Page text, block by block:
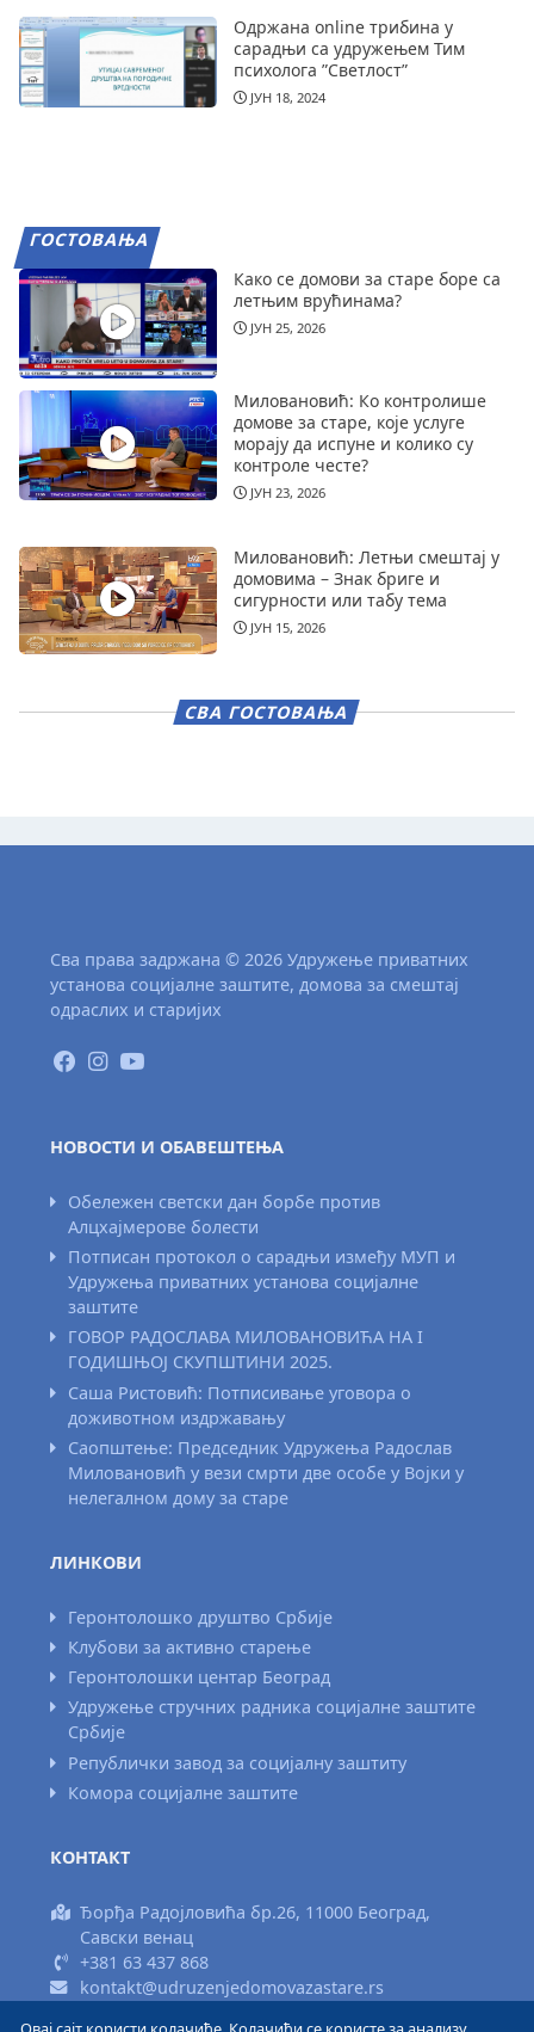
Одржана online трибина у
сарадњи са удружењем Тим
психолога ”Светлост”
ЈУН 18, 2024
ГОСТОВАЊА
Како се домови за старе боре са
летњим врућинама?
ЈУН 25, 2026
Миловановић: Ко контролише
домове за старе, које услуге
морају да испуне и колико су
контроле честе?
ЈУН 23, 2026
Миловановић: Летњи смештај у
домовима – Знак бриге и
сигурности или табу тема
ЈУН 15, 2026
СВА ГОСТОВАЊА
Сва права задржана © 2026 Удружење приватних
установа социјалне заштите, домова за смештај
одраслих и старијих
НОВОСТИ И ОБАВЕШТЕЊА
Обележен светски дан борбе против
Алцхајмерове болести
Потписан протокол о сарадњи између МУП и
Удружења приватних установа социјалне
заштите
ГОВОР РАДОСЛАВА МИЛОВАНОВИЋА НА I
ГОДИШЊОЈ СКУПШТИНИ 2025.
Саша Ристовић: Потписивање уговора о
доживотном издржавању
Саопштење: Председник Удружења Радослав
Миловановић у вези смрти две особе у Војки у
нелегалном дому за старе
ЛИНКОВИ
Геронтолошко друштво Србије
Клубови за активно старење
Геронтолошки центар Београд
Удружење стручних радника социјалне заштите
Србије
Републички завод за социјалну заштиту
Комора социјалне заштите
КОНТАКТ
Ђорђа Радојловића бр.26, 11000 Београд,
Савски венац
+381 63 437 868
kontakt@udruzenjedomovazastare.rs